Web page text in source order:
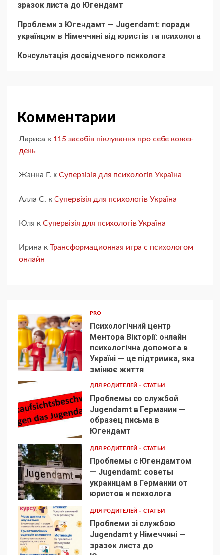
зразок листа до Югендамт
Проблеми з Югендамт — Jugendamt: поради
українцям в Німеччині від юристів та психолога
Консультація досвідченого психолога
Комментарии
Лариса к 115 засобів піклування про себе кожен
день
Жанна Г. к Супервізія для психологів Україна
Алла С. к Супервізія для психологів Україна
Юля к Супервізія для психологів Україна
Ирина к Трансформационная игра с психологом
онлайн
1
PRO
Психологічний центр
Ментора Вікторії: онлайн
психологічна допомога в
Україні — це підтримка, яка
змінює життя
2
ДЛЯ РОДИТЕЛЕЙ СТАТЬИ
Проблемы со службой
Jugendamt в Германии —
образец письма в
Югендамт
3
ДЛЯ РОДИТЕЛЕЙ СТАТЬИ
Проблемы с Югендамтом
— Jugendamt: советы
украинцам в Германии от
юристов и психолога
4
ДЛЯ РОДИТЕЛЕЙ СТАТЬИ
Проблеми зі службою
Jugendamt у Німеччині —
зразок листа до